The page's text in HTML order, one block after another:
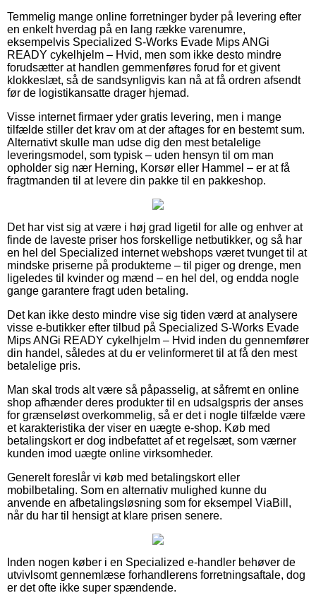
Temmelig mange online forretninger byder på levering efter
en enkelt hverdag på en lang række varenumre,
eksempelvis Specialized S-Works Evade Mips ANGi
READY cykelhjelm – Hvid, men som ikke desto mindre
forudsætter at handlen gemmenføres forud for et givent
klokkeslæt, så de sandsynligvis kan nå at få ordren afsendt
før de logistikansatte drager hjemad.
Visse internet firmaer yder gratis levering, men i mange
tilfælde stiller det krav om at der aftages for en bestemt sum.
Alternativt skulle man udse dig den mest betalelige
leveringsmodel, som typisk – uden hensyn til om man
opholder sig nær Herning, Korsør eller Hammel – er at få
fragtmanden til at levere din pakke til en pakkeshop.
Det har vist sig at være i høj grad ligetil for alle og enhver at
finde de laveste priser hos forskellige netbutikker, og så har
en hel del Specialized internet webshops været tvunget til at
mindske priserne på produkterne – til piger og drenge, men
ligeledes til kvinder og mænd – en hel del, og endda nogle
gange garantere fragt uden betaling.
Det kan ikke desto mindre vise sig tiden værd at analysere
visse e-butikker efter tilbud på Specialized S-Works Evade
Mips ANGi READY cykelhjelm – Hvid inden du gennemfører
din handel, således at du er velinformeret til at få den mest
betalelige pris.
Man skal trods alt være så påpasselig, at såfremt en online
shop afhænder deres produkter til en udsalgspris der anses
for grænseløst overkommelig, så er det i nogle tilfælde være
et karakteristika der viser en uægte e-shop. Køb med
betalingskort er dog indbefattet af et regelsæt, som værner
kunden imod uægte online virksomheder.
Generelt foreslår vi køb med betalingskort eller
mobilbetaling. Som en alternativ mulighed kunne du
anvende en afbetalingsløsning som for eksempel ViaBill,
når du har til hensigt at klare prisen senere.
Inden nogen køber i en Specialized e-handler behøver de
utvivlsomt gennemlæse forhandlerens forretningsaftale, dog
er det ofte ikke super spændende.